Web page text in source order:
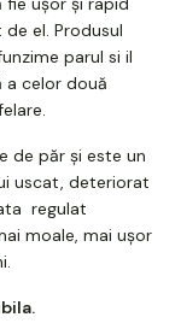
el. Produsul
parul si il
a celor două
de păr și este un
uscat, deteriorat
regulat
moale, mai ușor